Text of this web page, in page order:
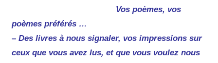
Vos poèmes, vos
poèmes préférés …
– Des livres à nous signaler, vos impressions sur
ceux que vous avez lus, et que vous voulez nous